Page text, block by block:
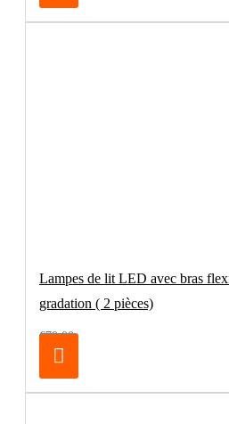
Lampes de lit LED avec bras
gradation ( 2 pièces)
€79.00